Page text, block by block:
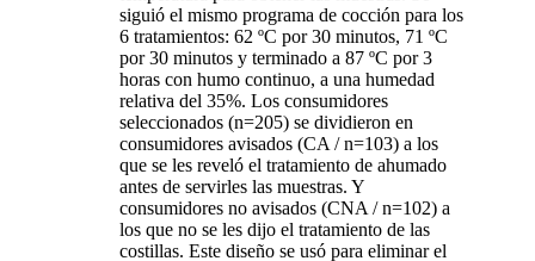
siguió el mismo programa de cocción para los
6 tratamientos: 62 ºC por 30 minutos, 71 ºC
por 30 minutos y terminado a 87 ºC por 3
horas con humo continuo, a una humedad
relativa del 35%. Los consumidores
seleccionados (n=205) se dividieron en
consumidores avisados (CA / n=103) a los
que se les reveló el tratamiento de ahumado
antes de servirles las muestras. Y
consumidores no avisados (CNA / n=102) a
los que no se les dijo el tratamiento de las
costillas. Este diseño se usó para eliminar el